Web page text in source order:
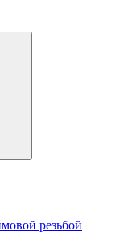
резьбой